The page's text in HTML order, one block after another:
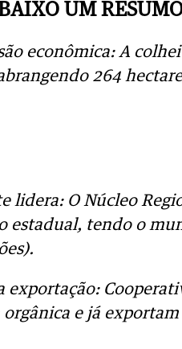
UM
econômica: A
264
lidera: O Núcleo
estadual, tendo o
exportação:
orgânica e já